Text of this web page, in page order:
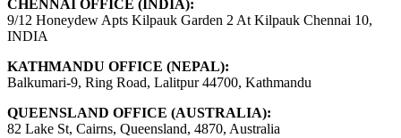
CHENNAI OFFICE (INDIA):
9/12 Honeydew Apts Kilpauk Garden 2 At Kilpauk Chennai 10,
INDIA
KATHMANDU OFFICE (NEPAL):
Balkumari-9, Ring Road, Lalitpur 44700, Kathmandu
QUEENSLAND OFFICE (AUSTRALIA):
82 Lake St, Cairns, Queensland, 4870, Australia